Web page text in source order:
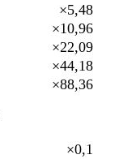
×5,48
×10,96
×22,09
×44,18
×88,36
×0,1